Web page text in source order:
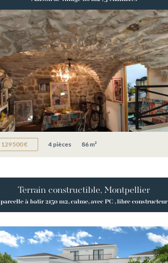
129 500 € 4 pièces 86 m²
Terrain constructible, Montpellier
parcelle à batir 2150 m2, calme, avec PC , libre constructeur